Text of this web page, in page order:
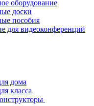
оборудование
доски
пособия
для видеоконференций
дома
класса